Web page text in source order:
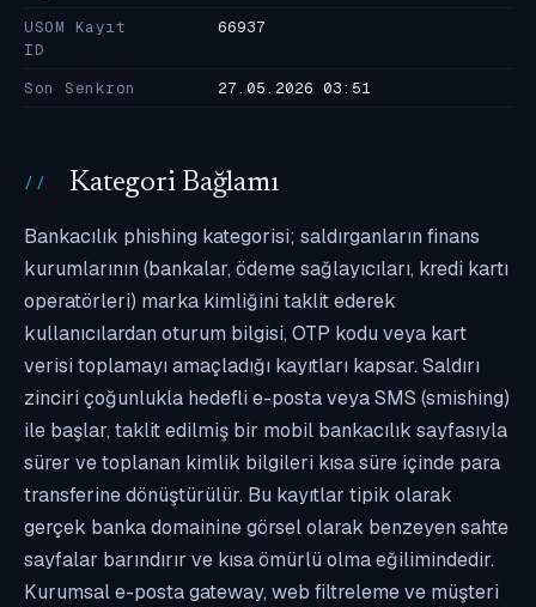
USOM Kayıt
ID
66937
Son Senkron 27.05.2026 03:51
Kategori Bağlamı
Bankacılık phishing kategorisi; saldırganların finans
kurumlarının (bankalar, ödeme sağlayıcıları, kredi kartı
operatörleri) marka kimliğini taklit ederek
kullanıcılardan oturum bilgisi, OTP kodu veya kart
verisi toplamayı amaçladığı kayıtları kapsar. Saldırı
zinciri çoğunlukla hedefli e-posta veya SMS (smishing)
ile başlar, taklit edilmiş bir mobil bankacılık sayfasıyla
sürer ve toplanan kimlik bilgileri kısa süre içinde para
transferine dönüştürülür. Bu kayıtlar tipik olarak
gerçek banka domainine görsel olarak benzeyen sahte
sayfalar barındırır ve kısa ömürlü olma eğilimindedir.
Kurumsal e-posta gateway, web filtreleme ve müşteri